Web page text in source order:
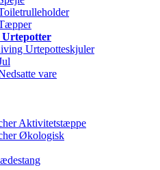
Urtepotteskjuler
vare
Aktivitetstæppe
Økologisk